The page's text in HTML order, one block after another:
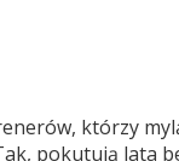
którzy
pokutują lata